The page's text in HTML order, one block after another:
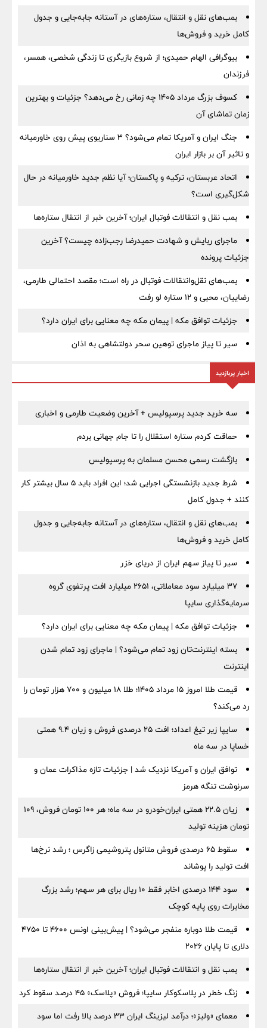
بمب‌های نقل و انتقال، ستاره‌های در آستانه جابه‌جایی و جدول
کامل خرید و فروش‌ها
بیوگرافی الهام حمیدی؛ از شروع بازیگری تا زندگی شخصی، همسر،
فرزندان
کسوف بزرگ مرداد ۱۴۰۵ چه زمانی رخ می‌دهد؟ جزئیات و بهترین
زمان تماشای آن
جنگ ایران و آمریکا تمام می‌شود؟ ۳ سناریوی پیش روی خاورمیانه
و تاثیر آن بر بازار ایران
اتحاد عربستان، ترکیه و پاکستان؛ آیا نظم جدید خاورمیانه در حال
شکل‌گیری است؟
بمب نقل‌ و انتقالات فوتبال ایران؛ آخرین خبر از انتقال ستاره‌ها
ماجرای ربایش و شهادت حمیدرضا رجب‌زاده چیست؟ آخرین
جزئیات پرونده
بمب‌های نقل‌وانتقالات فوتبال در راه است؛ مقصد احتمالی طارمی،
رضاییان، محبی و ۱۲ ستاره لو رفت
جزئیات توافق مکه | پیمان مکه چه معنایی برای ایران دارد؟
سیر تا پیاز ماجرای توهین سحر دولتشاهی به اذان
اخبار پربازدید
سه خرید جدید پرسپولیس + آخرین وضعیت طارمی و اخباری
حماقت کردم ستاره استقلال را تا جام جهانی بردم
بازگشت رسمی محسن مسلمان به پرسپولیس
شرط جدید بازنشستگی اجرایی شد؛ این افراد باید ۵ سال بیشتر کار
کنند + جدول کامل
بمب‌های نقل و انتقال، ستاره‌های در آستانه جابه‌جایی و جدول
کامل خرید و فروش‌ها
سیر تا پیاز سهم ایران از دریای خزر
۳۷ میلیارد سود معاملاتی، ۲۶۵۱ میلیارد افت پرتفوی گروه
سرمایه‌گذاری سایپا
جزئیات توافق مکه | پیمان مکه چه معنایی برای ایران دارد؟
بسته اینترنت‌تان زود تمام می‌شود؟ | ماجرای زود تمام شدن
اینترنت
قیمت طلا امروز ۱۵ مرداد ۱۴۰۵؛ طلا ۱۸ میلیون و ۷۰۰ هزار تومان را
رد می‌کند؟
سایپا زیر تیغ اعداد؛ افت ۲۵ درصدی فروش و زیان ۹.۴ همتی
خساپا در سه ماه
توافق ایران و آمریکا نزدیک شد | جزئیات تازه مذاکرات عمان و
سرنوشت تنگه هرمز
زیان ۲۲.۵ همتی ایران‌خودرو در سه ماه؛ هر ۱۰۰ تومان فروش، ۱۰۹
تومان هزینه تولید
سقوط ۶۵ درصدی فروش متانول پتروشیمی زاگرس ؛ رشد نرخ‌ها
افت تولید را پوشاند
سود ۱۴۴ درصدی اخابر فقط ۱۰ ریال برای هر سهم؛ رشد بزرگ
مخابرات روی پایه کوچک
قیمت طلا دوباره منفجر می‌شود؟ | پیش‌بینی اونس ۴۶۰۰ تا ۴۷۵۰
دلاری تا پایان ۲۰۲۶
بمب نقل‌ و انتقالات فوتبال ایران؛ آخرین خبر از انتقال ستاره‌ها
زنگ خطر در پلاسکوکار سایپا؛ فروش «پلاسک» ۴۵ درصد سقوط کرد
معمای «ولیز»؛ درآمد لیزینگ ایران ۳۳ درصد بالا رفت اما سود